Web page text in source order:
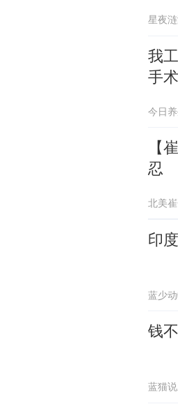
星夜
我
手
今日
【
忍
北美
印
蓝少
钱
蓝猫